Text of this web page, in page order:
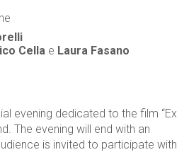
Cella e Laura Fasano
evening dedicated to the film “Ex
The evening will end with an
is invited to participate with